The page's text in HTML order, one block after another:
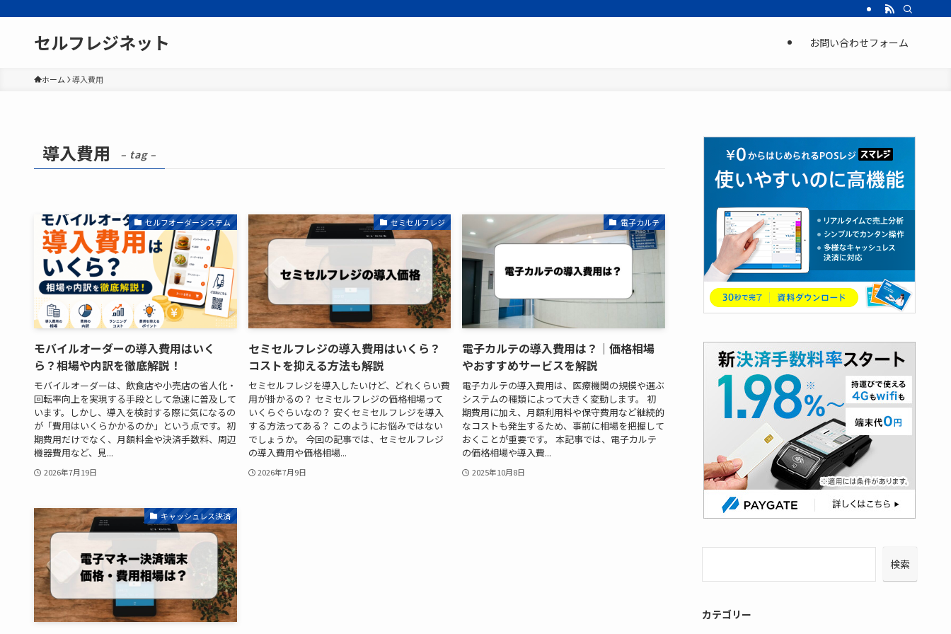
セルフレジネット お問い合わせフォーム
ホーム 導入費用
導入費用 – tag –
セルフオーダーシステム
モバイルオーダーの導入費用はいく
ら？相場や内訳を徹底解説！
モバイルオーダーは、飲食店や小売店の省人化・
回転率向上を実現する手段として急速に普及して
います。しかし、導入を検討する際に気になるの
が「費用はいくらかかるのか」という点です。初
期費用だけでなく、月額料金や決済手数料、周辺
機器費用など、見...
2026年7月19日
セミセルフレジ
セミセルフレジの導入費用はいくら？
コストを抑える方法も解説
セミセルフレジを導入したいけど、どれくらい費
用が掛かるの？ セミセルフレジの価格相場って
いくらぐらいなの？ 安くセミセルフレジを導入
する方法ってある？ このようにお悩みではない
でしょうか。 今回の記事では、セミセルフレジ
の導入費用や価格相場...
2026年7月9日
電子カルテ
電子カルテの導入費用は？｜価格相場
やおすすめサービスを解説
電子カルテの導入費用は、医療機関の規模や選ぶ
システムの種類によって大きく変動します。 初
期費用に加え、月額利用料や保守費用など継続的
なコストも発生するため、事前に相場を把握して
おくことが重要です。 本記事では、電子カルテ
の価格相場や導入費...
2025年10月8日
キャッシュレス決済
検索
カテゴリー